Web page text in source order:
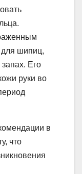
шипиц,
Его
руки во
в
что